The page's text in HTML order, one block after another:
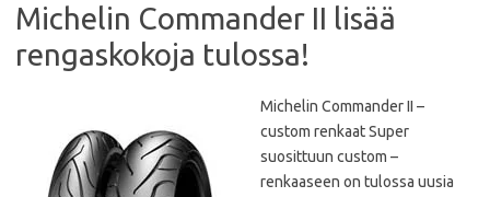
Michelin Commander II lisää
rengaskokoja tulossa!
Michelin Commander II –
custom renkaat Super
suosittuun custom –
renkaaseen on tulossa uusia